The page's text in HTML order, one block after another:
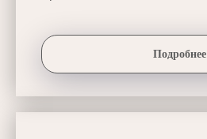
Подробнее